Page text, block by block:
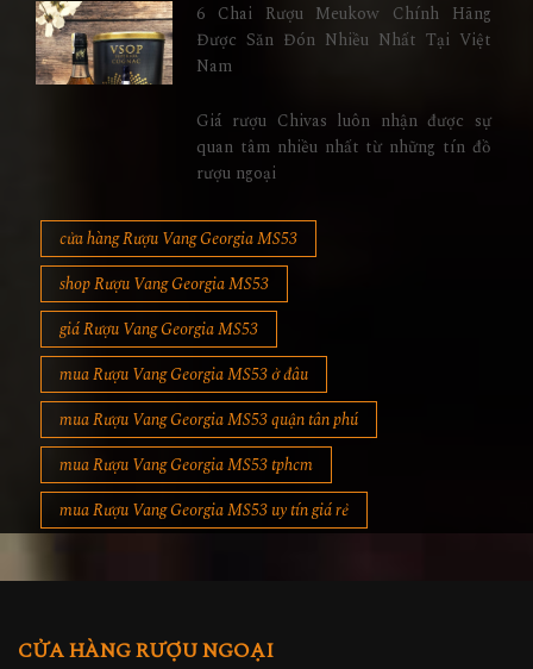
6 Chai Rượu Meukow Chính Hãng
Được Săn Đón Nhiều Nhất Tại Việt
Nam
Giá rượu Chivas luôn nhận được sự
quan tâm nhiều nhất từ những tín đồ
rượu ngoại
cửa hàng Rượu Vang Georgia MS53
shop Rượu Vang Georgia MS53
giá Rượu Vang Georgia MS53
mua Rượu Vang Georgia MS53 ở đâu
mua Rượu Vang Georgia MS53 quận tân phú
mua Rượu Vang Georgia MS53 tphcm
mua Rượu Vang Georgia MS53 uy tín giá rẻ
CỬA HÀNG RƯỢU NGOẠI